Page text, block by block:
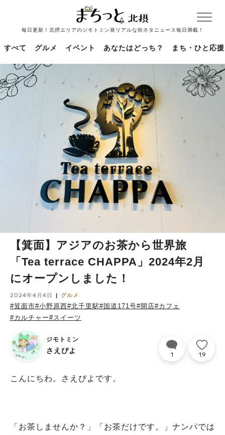
毎日更新！北摂エリアのジモトミン発リアルな街ネタニュース毎日満載！
すべて グルメ イベント あなたはどっち？ まち・ひと応援
【箕面】アジアのお茶から世界旅
「Tea terrace CHAPPA」2024年2月
にオープンしました！
2024年4月4日 グルメ
#箕面市#小野原西#北千里駅#国道171号#開店#カフェ
#カルチャー#スイーツ
ジモトミン
さえぴよ 1 19
こんにちわ。さえぴよです。
「お茶しませんか？」「お茶だけです。」ナンパでは